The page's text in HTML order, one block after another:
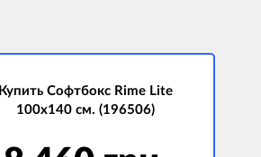
Инверторные генераторы
Трехфазные генераторы
Купить Софтбокс Rime Lite
100х140 см. (196506)